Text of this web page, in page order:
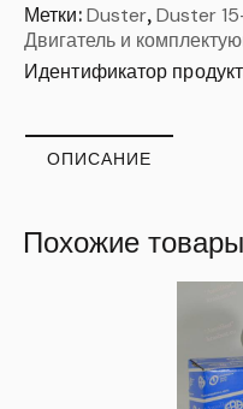
Метки: Duster, Duster
Двигатель и
Идентификатор
ОПИСАНИЕ
Похожие товары